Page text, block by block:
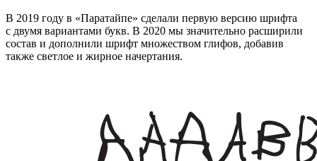
В 2019 году в «Паратайпе» сделали первую версию шрифта
с двумя вариантами букв. В 2020 мы значительно расширили
состав и дополнили шрифт множеством глифов, добавив
также светлое и жирное начертания.